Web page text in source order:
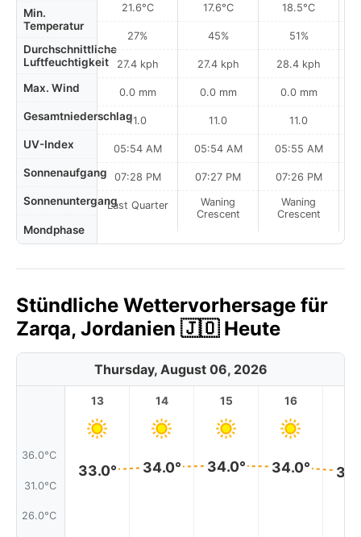
Min.
Temperatur
Durchschnittliche
Luftfeuchtigkeit
Max. Wind
Gesamtniederschlag
UV-Index
Sonnenaufgang
Sonnenuntergang
Mondphase
21.6°C
27%
27.4 kph
0.0 mm
11.0
05:54 AM
07:28 PM
Last Quarter
17.6°C
45%
27.4 kph
0.0 mm
11.0
05:54 AM
07:27 PM
Waning
Crescent
18.5°C
51%
28.4 kph
0.0 mm
11.0
05:55 AM
07:26 PM
Waning
Crescent
Stündliche Wettervorhersage für
Zarqa, Jordanien 🇯🇴 Heute
Thursday, August 06, 2026
36.0°C
31.0°C
26.0°C
13
33.0°
14
34.0°
15
34.0°
16
34.0°